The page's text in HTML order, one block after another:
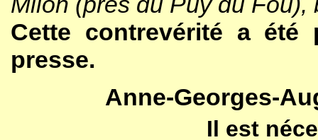
Cette contrevérité a été
presse.
Anne-Georges-
Il est